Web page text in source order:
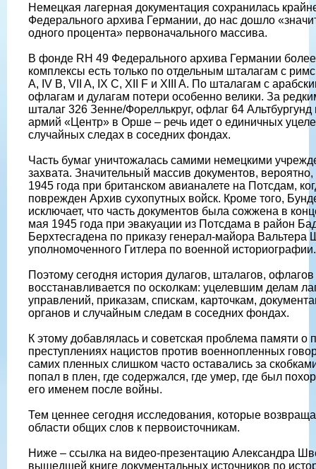
Немецкая лагерная документация сохранилась
Федерального архива Германии, до нас дошло
одного процента» первоначального массива.
В фонде RH 49 Федерального архива Германии
комплексы есть только по отдельным шталагам с
A, IV B, VII A, IX C, XII F и XIII A. По шталагам с
офлагам и дулагам потери особенно велики. За
шталаг 326 Зенне/Фореллькруг, офлаг 64 Альтбургунд
армий «Центр» в Орше – речь идет о единичных
случайных следах в соседних фондах.
Часть бумаг уничтожалась самими немецкими
захвата. Значительный массив документов, вероятно,
1945 года при британском авианалете на Потсдам,
поврежден Архив сухопутных войск. Кроме того,
исключает, что часть документов была сожжена в
мая 1945 года при эвакуации из Потсдама в район
Берхтесгадена по приказу генерал-майора
уполномоченного Гитлера по военной историографии.
Поэтому сегодня история дулагов, шталагов,
восстанавливается по осколкам: уцелевшим делам
управлений, приказам, спискам, карточкам,
органов и случайным следам в соседних фондах.
К этому добавлялась и советская проблема памяти о
преступлениях нацистов против военнопленных
самих пленных слишком часто оставались за
попал в плен, где содержался, где умер, где был
его именем после войны.
Тем ценнее сегодня исследования, которые
области общих слов к первоисточникам.
Ниже – ссылка на видео-презентацию Александра
вышедшей книге документальных источников по